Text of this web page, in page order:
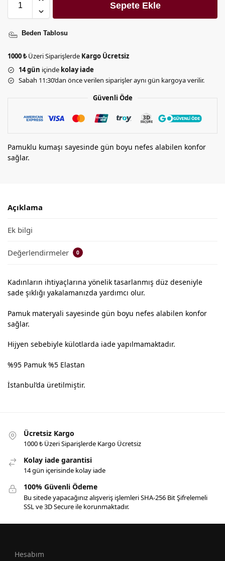
Sepete Ekle
Beden Tablosu
1000₺ Üzeri Siparişlerde Kargo Ücretsiz
14 gün içinde kolay iade
Sabah 11:30’dan önce verilen siparişler aynı gün kargoya verilir.
Güvenli Öde
Pamuklu kumaşı sayesinde gün boyu nefes alabilen konfor
sağlar.
Açıklama
Ek bilgi
Değerlendirmeler 0
Kadınların ihtiyaçlarına yönelik tasarlanmış düz deseniyle
sade şıklığı yakalamanızda yardımcı olur.
Pamuk materyali sayesinde gün boyu nefes alabilen konfor
sağlar.
Hijyen sebebiyle külotlarda iade yapılmamaktadır.
%95 Pamuk %5 Elastan
İstanbul’da üretilmiştir.
Ücretsiz Kargo
1000 ₺ Üzeri Siparişlerde Kargo Ücretsiz
Kolay iade garantisi
14 gün içerisinde kolay iade
100% Güvenli Ödeme
Bu sitede yapacağınız alışveriş işlemleri SHA-256 Bit Şifrelemeli
SSL ve 3D Secure ile korunmaktadır.
Hesabım